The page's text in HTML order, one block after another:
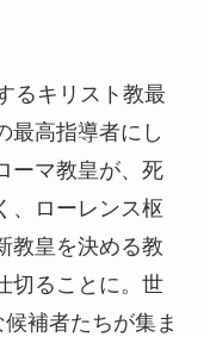
るキリスト教最
最高指導者にし
ーマ教皇が、死
、ローレンス枢
教皇を決める教
切ることに。世
補者たちが集ま